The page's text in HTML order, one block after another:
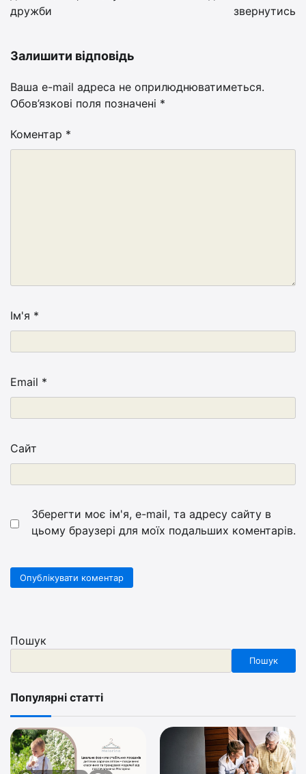
дружби
звернутись
Залишити відповідь
Ваша e-mail адреса не оприлюднюватиметься.
Обов’язкові поля позначені *
Коментар *
Ім'я *
Email *
Сайт
Зберегти моє ім'я, e-mail, та адресу сайту в
цьому браузері для моїх подальших коментарів.
Пошук
Пошук
Популярні статті